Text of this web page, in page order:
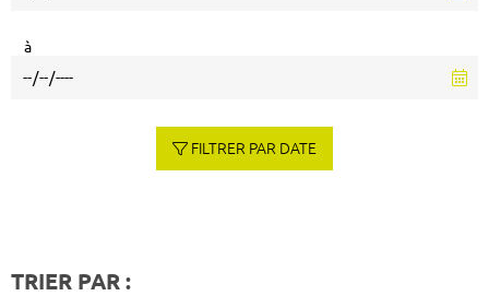
à
FILTRER PAR DATE
TRIER PAR :